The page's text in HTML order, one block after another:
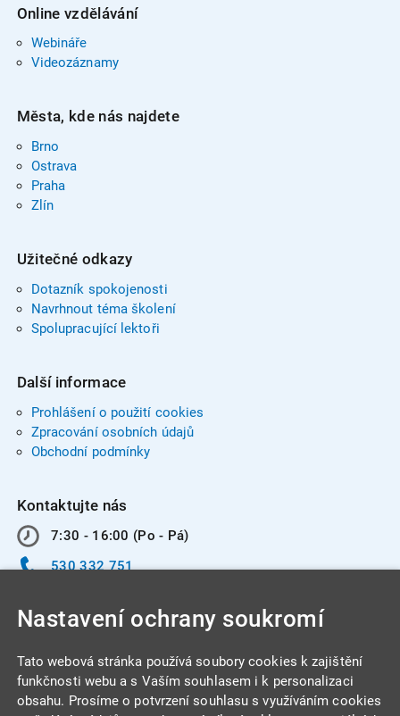
Online vzdělávání
Webináře
Videozáznamy
Města, kde nás najdete
Brno
Ostrava
Praha
Zlín
Užitečné odkazy
Dotazník spokojenosti
Navrhnout téma školení
Spolupracující lektoři
Další informace
Prohlášení o použití cookies
Zpracování osobních údajů
Obchodní podmínky
Kontaktujte nás
7:30 - 16:00 (Po - Pá)
530 332 751
Nastavení ochrany soukromí
Tato webová stránka používá soubory cookies k zajištění
funkčnosti webu a s Vaším souhlasem i k personalizaci
obsahu. Prosíme o potvrzení souhlasu s využíváním cookies